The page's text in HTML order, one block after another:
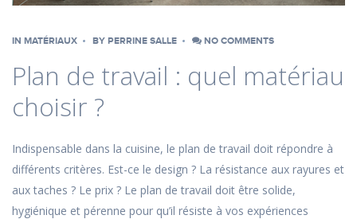
IN MATÉRIAUX BY PERRINE SALLE NO COMMENTS
Plan de travail : quel matériau
choisir ?
Indispensable dans la cuisine, le plan de travail doit répondre à
différents critères. Est-ce le design ? La résistance aux rayures et
aux taches ? Le prix ? Le plan de travail doit être solide,
hygiénique et pérenne pour qu’il résiste à vos expériences